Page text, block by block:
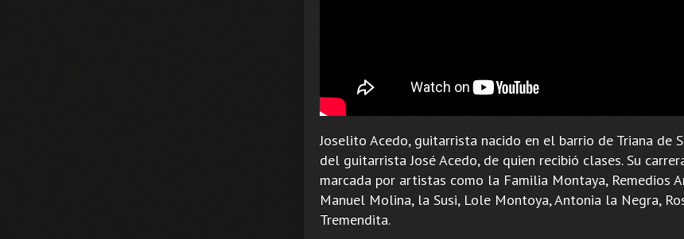
Joselito Acedo, guitarrista nacido en el barrio de Triana de
del guitarrista José Acedo, de quien recibió clases. Su
marcada por artistas como la Familia Montaya, Remedios
Manuel Molina, la Susi, Lole Montoya, Antonia la Negra,
Tremendita.